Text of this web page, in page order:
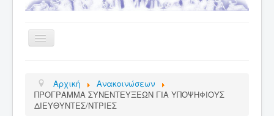
Εναλλαγή
πλοήγησης
Υπηρεσία Ενημέρωσης
Τελευταία νέα
Αρχική
Ανακοινώσεων
ΠΡΟΓΡΑΜΜΑ ΣΥΝΕΝΤΕΥΞΕΩΝ ΓΙΑ ΥΠΟΨΗΦΙΟΥΣ
ΔΙΕΥΘΥΝΤΕΣ/ΝΤΡΙΕΣ